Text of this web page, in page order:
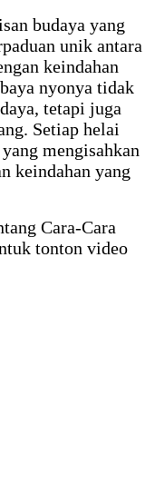
budaya yang
unik antara
keindahan
nyonya tidak
tetapi juga
Setiap helai
mengisahkan
keindahan yang
Cara-Cara
tonton video